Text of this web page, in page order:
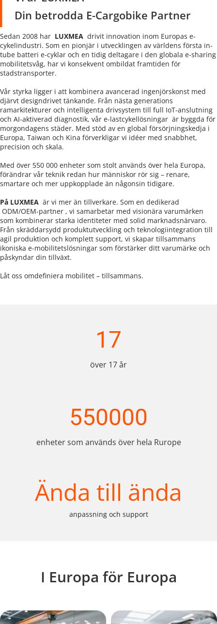
Din betrodda E-Cargobike Partner
Sedan 2008 har LUXMEA drivit innovation inom Europas e-
cykelindustri. Som en pionjär i utvecklingen av världens första in-
tube batteri e-cyklar och en tidig deltagare i den globala e-sharing
mobilitetsvåg, har vi konsekvent ombildat framtiden för
stadstransporter.
Vår styrka ligger i att kombinera avancerad ingenjörskonst med
djärvt designdrivet tänkande. Från nästa generations
ramarkitekturer och intelligenta drivsystem till full IoT-anslutning
och AI-aktiverad diagnostik, vår e-lastcykellösningar är byggda för
morgondagens städer. Med stöd av en global försörjningskedja i
Europa, Taiwan och Kina förverkligar vi idéer med snabbhet,
precision och skala.
Med över 550 000 enheter som stolt används över hela Europa,
förändrar vår teknik redan hur människor rör sig – renare,
smartare och mer uppkopplade än någonsin tidigare.
På LUXMEA är vi mer än tillverkare. Som en dedikerad
ODM/OEM-partner , vi samarbetar med visionära varumärken
som kombinerar starka identiteter med solid marknadsnärvaro.
Från skräddarsydd produktutveckling och teknologiintegration till
agil produktion och komplett support, vi skapar tillsammans
ikoniska e-mobilitetslösningar som förstärker ditt varumärke och
påskyndar din tillväxt.
Låt oss omdefiniera mobilitet – tillsammans.
17
över 17 år
550000
enheter som används över hela Rurope
Ända till ända
anpassning och support
I Europa för Europa